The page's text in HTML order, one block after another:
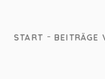
START - BEITRÄGE